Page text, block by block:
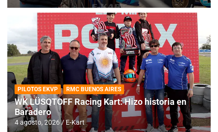
PILOTOS EKVP RMC BUENOS AIRES
WK LÜSQTOFF Racing Kart: Hizo historia en
Baradero
4 agosto, 2026 E-Kart